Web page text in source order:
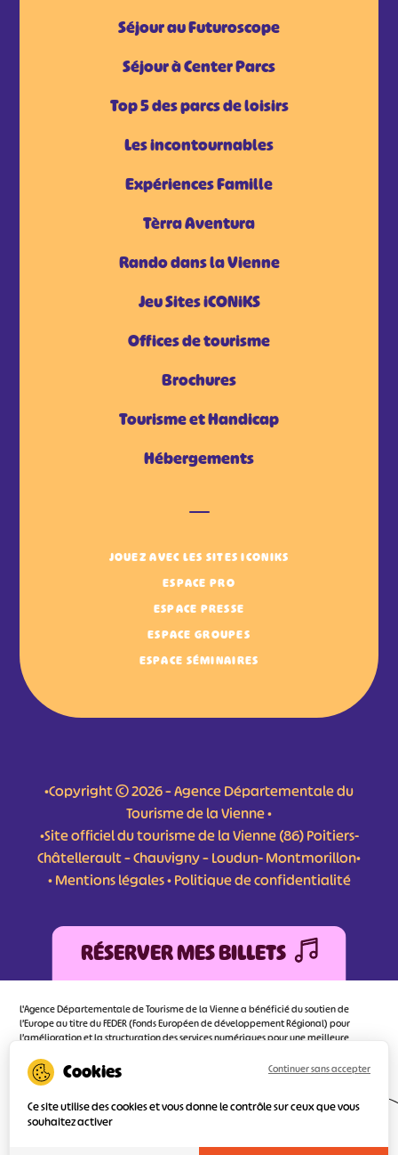
Séjour au Futuroscope
Séjour à Center Parcs
Top 5 des parcs de loisirs
Les incontournables
Expériences Famille
Tèrra Aventura
Rando dans la Vienne
Jeu Sites iCONiKS
Offices de tourisme
Brochures
Tourisme et Handicap
Hébergements
JOUEZ AVEC LES SITES ICONIKS
ESPACE PRO
ESPACE PRESSE
ESPACE GROUPES
ESPACE SÉMINAIRES
•Copyright © 2026 – Agence Départementale du
Tourisme de la Vienne •
•Site officiel du tourisme de la Vienne (86) Poitiers-
Châtellerault – Chauvigny – Loudun- Montmorillon•
•Mentions légales•Politique de confidentialité
RÉSERVER MES BILLETS
L'Agence Départementale de Tourisme de la Vienne a bénéficié du soutien de
l’Europe au titre du FEDER (Fonds Européen de développement Régional) pour
l’amélioration et la structuration des services numériques pour une meilleure
d’orienter au mieux le visiteur.
Ce site utilise des cookies et vous donne le contrôle sur ceux que vous
souhaitez activer
Continuer sans accepter